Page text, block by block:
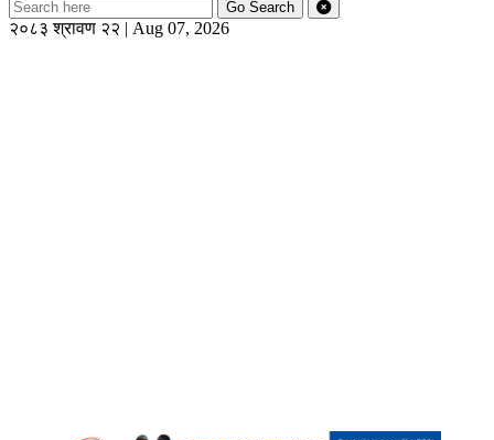
Go Search
२०८३ श्रावण २२ | Aug 07, 2026